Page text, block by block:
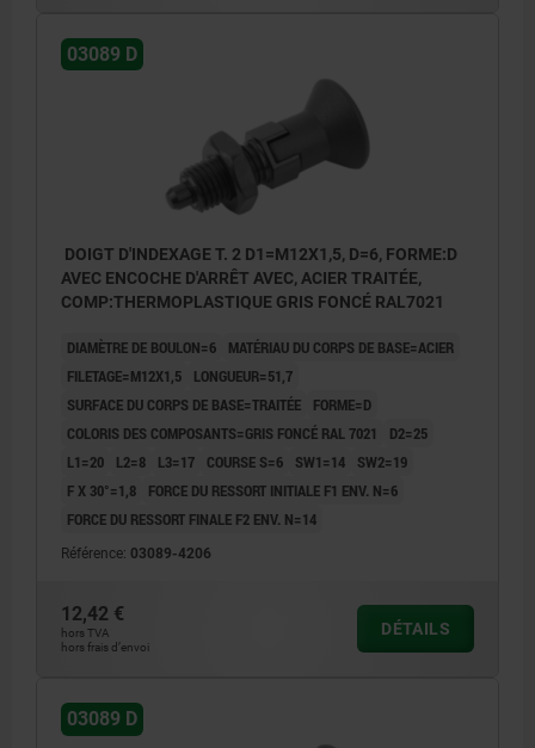
03089 D
DOIGT D'INDEXAGE T. 2 D1=M12X1,5, D=6, FORME:D
AVEC ENCOCHE D'ARRÊT AVEC, ACIER TRAITÉE,
COMP:THERMOPLASTIQUE GRIS FONCÉ RAL7021
DIAMÈTRE DE BOULON=6
MATÉRIAU DU CORPS DE BASE=ACIER
FILETAGE=M12X1,5
LONGUEUR=51,7
SURFACE DU CORPS DE BASE=TRAITÉE
FORME=D
COLORIS DES COMPOSANTS=GRIS FONCÉ RAL 7021
D2=25
L1=20
L2=8 L3=17 COURSE S=6 SW1=14
SW2=19
F X 30°=1,8
FORCE DU RESSORT INITIALE F1 ENV. N=6
FORCE DU RESSORT FINALE F2 ENV. N=14
Référence: 03089-4206
12,42 €
hors TVA
hors frais d’envoi
DÉTAILS
03089 D